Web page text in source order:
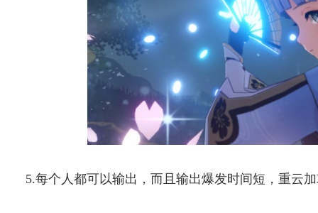
5.每个人都可以输出，而且输出爆发时间短，重云